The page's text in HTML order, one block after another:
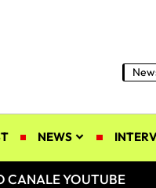
NEWS
CANALE YOUTUBE